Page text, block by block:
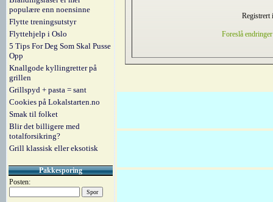
populære enn noensinne
Flytte treningsutstyr
Flyttehjelp i Oslo
5 Tips For Deg Som Skal Pusse
Opp
Knallgode kyllingretter på
grillen
Grillspyd + pasta = sant
Cookies på Lokalstarten.no
Smak til folket
Blir det billigere med
totalforsikring?
Grill klassisk eller eksotisk
Pakkesporing
Posten:
Registrert
Foreslå